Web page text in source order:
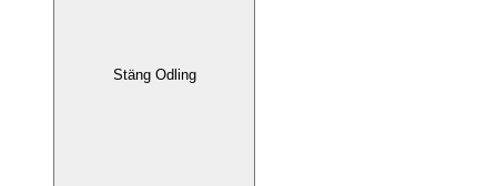
Stäng Odling